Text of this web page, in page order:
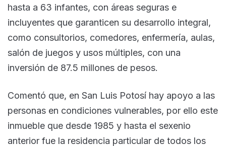
hasta a 63 infantes, con áreas seguras e
incluyentes que garanticen su desarrollo integral,
como consultorios, comedores, enfermería, aulas,
salón de juegos y usos múltiples, con una
inversión de 87.5 millones de pesos.
Comentó que, en San Luis Potosí hay apoyo a las
personas en condiciones vulnerables, por ello este
inmueble que desde 1985 y hasta el sexenio
anterior fue la residencia particular de todos los